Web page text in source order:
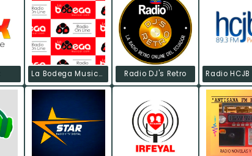
La Bodega Musical Radio DJ's Retro